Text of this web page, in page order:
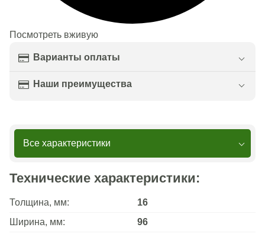
Посмотреть вживую
Варианты оплаты
Наши преимущества
Все характеристики
Технические характеристики:
Толщина, мм:
16
Ширина, мм:
96